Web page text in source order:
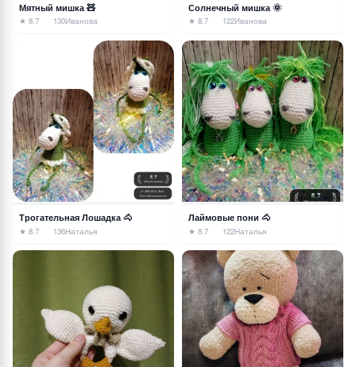
Мятный мишка 🧸
★ 8.7 130Иванова
Солнечный мишка 🌞
★ 8.7 122Иванова
Трогательная Лошадка 🐴
★ 8.7 136Наталья
Лаймовые пони 🐴
★ 8.7 122Наталья